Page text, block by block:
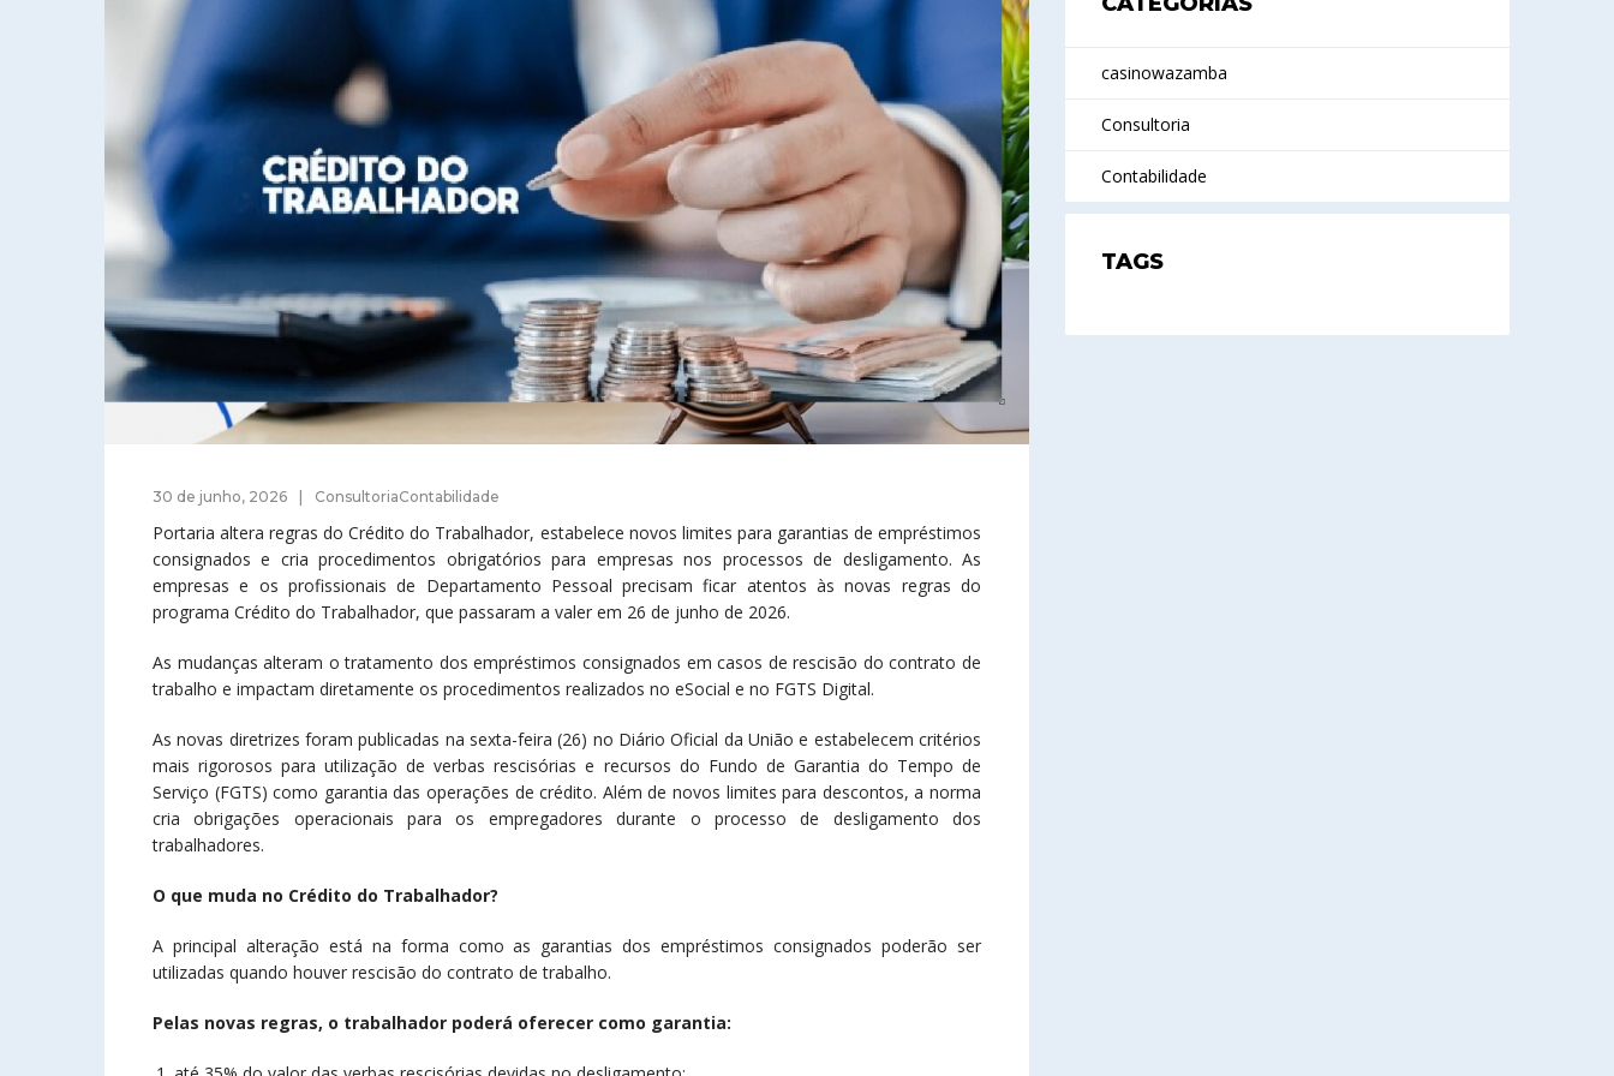
30 de junho, 2026 ConsultoriaContabilidade
Portaria altera regras do Crédito do Trabalhador, estabelece novos limites para garantias de empréstimos
consignados e cria procedimentos obrigatórios para empresas nos processos de desligamento. As
empresas e os profissionais de Departamento Pessoal precisam ficar atentos às novas regras do
programa Crédito do Trabalhador, que passaram a valer em 26 de junho de 2026.
As mudanças alteram o tratamento dos empréstimos consignados em casos de rescisão do contrato de
trabalho e impactam diretamente os procedimentos realizados no eSocial e no FGTS Digital.
As novas diretrizes foram publicadas na sexta-feira (26) no Diário Oficial da União e estabelecem critérios
mais rigorosos para utilização de verbas rescisórias e recursos do Fundo de Garantia do Tempo de
Serviço (FGTS) como garantia das operações de crédito. Além de novos limites para descontos, a norma
cria obrigações operacionais para os empregadores durante o processo de desligamento dos
trabalhadores.
O que muda no Crédito do Trabalhador?
A principal alteração está na forma como as garantias dos empréstimos consignados poderão ser
utilizadas quando houver rescisão do contrato de trabalho.
Pelas novas regras, o trabalhador poderá oferecer como garantia:
casinowazamba
Consultoria
Contabilidade
TAGS